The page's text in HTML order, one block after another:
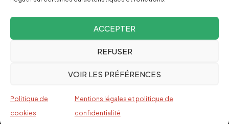
ACCEPTER
REFUSER
VOIR LES PRÉFÉRENCES
Politique de
cookies
Mentions légales et politique de
confidentialité
pour le changer
Espagnol